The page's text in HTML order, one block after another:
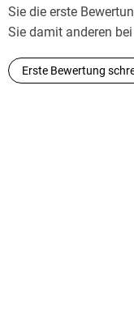
Sie die erste
Sie damit anderen
Erste Bewertung